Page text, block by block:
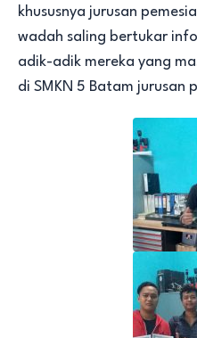
khususnya jurusan
wadah saling bertukar
adik-adik mereka yang
di SMKN 5 Batam jurusan